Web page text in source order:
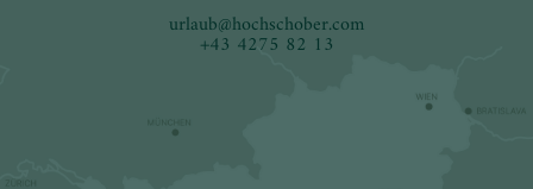
urlaub@hochschober.com
+43 4275 82 13